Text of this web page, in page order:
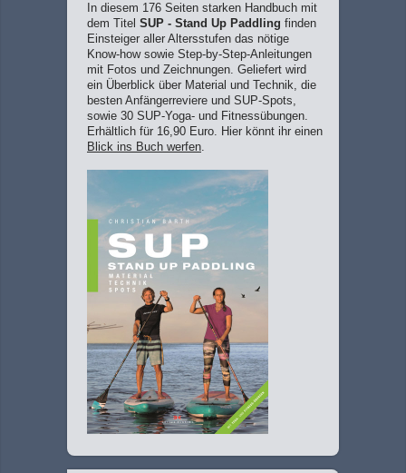
In diesem 176 Seiten starken Handbuch mit
dem Titel SUP - Stand Up Paddling finden
Einsteiger aller Altersstufen das nötige
Know-how sowie Step-by-Step-Anleitungen
mit Fotos und Zeichnungen. Geliefert wird
ein Überblick über Material und Technik, die
besten Anfängerreviere und SUP-Spots,
sowie 30 SUP-Yoga- und Fitnessübungen.
Erhältlich für 16,90 Euro. Hier könnt ihr einen
Blick ins Buch werfen.